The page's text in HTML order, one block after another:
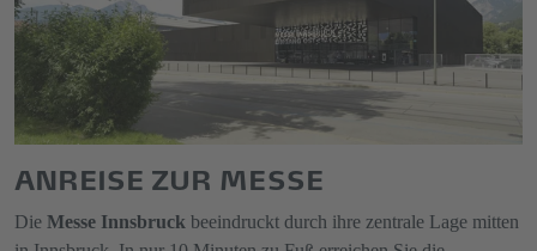
ANREISE ZUR MESSE
Die Messe Innsbruck beeindruckt durch ihre zentrale Lage mitten